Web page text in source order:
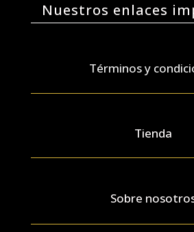
Nuestros enlaces
Términos y
Tienda
Sobre